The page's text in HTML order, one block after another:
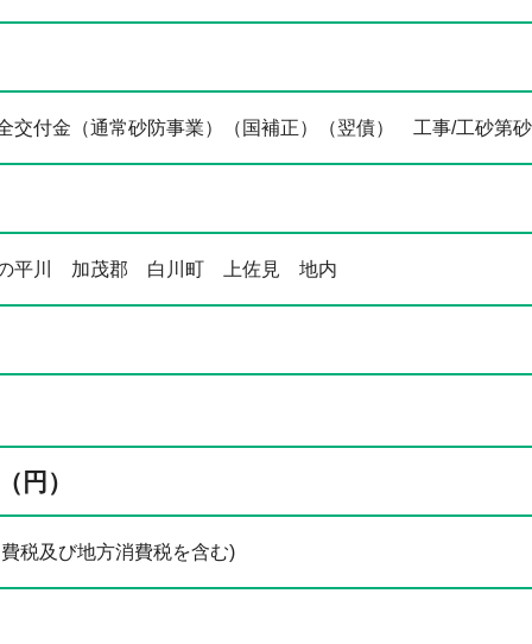
付金（通常砂防事業）（国補正）（翌債） 工事/工砂第
平川 加茂郡 白川町 上佐見 地内
円）
税及び地方消費税を含む)